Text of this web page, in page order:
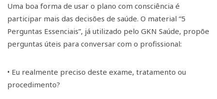
Uma boa forma de usar o plano com consciência é
participar mais das decisões de saúde. O material “5
Perguntas Essenciais”, já utilizado pelo GKN Saúde, propõe
perguntas úteis para conversar com o profissional:
• Eu realmente preciso deste exame, tratamento ou
procedimento?